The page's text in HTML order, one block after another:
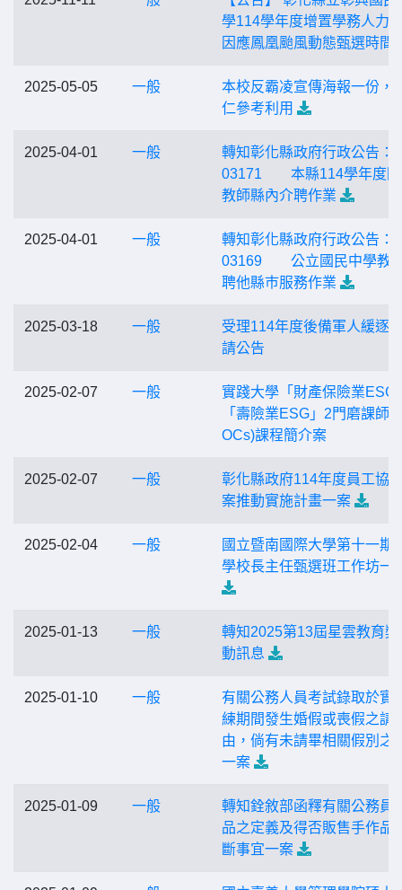
學114學年度增置學務人力
因應鳳凰颱風動態甄選時間
2025-05-05 一般
本校反霸凌宣傳海報一份，
仁參考利用
2025-04-01 一般
轉知彰化縣政府行政公告：
03171 本縣114學年度國
教師縣內介聘作業
2025-04-01 一般
轉知彰化縣政府行政公告：
03169 公立國民中學教
聘他縣巿服務作業
2025-03-18 一般
受理114年度後備軍人緩逐
請公告
2025-02-07 一般
實踐大學「財產保險業ESG
「壽險業ESG」2門磨課師
OCs)課程簡介案
2025-02-07 一般
彰化縣政府114年度員工協
案推動實施計畫一案
2025-02-04 一般
國立暨南國際大學第十一期
學校長主任甄選班工作坊一
2025-01-13 一般
轉知2025第13屆星雲教育獎
動訊息
2025-01-10 一般
有關公務人員考試錄取於實
練期間發生婚假或喪假之請
由，倘有未請畢相關假別之
一案
2025-01-09 一般
轉知銓敘部函釋有關公務員
品之定義及得否販售手作品
斷事宜一案